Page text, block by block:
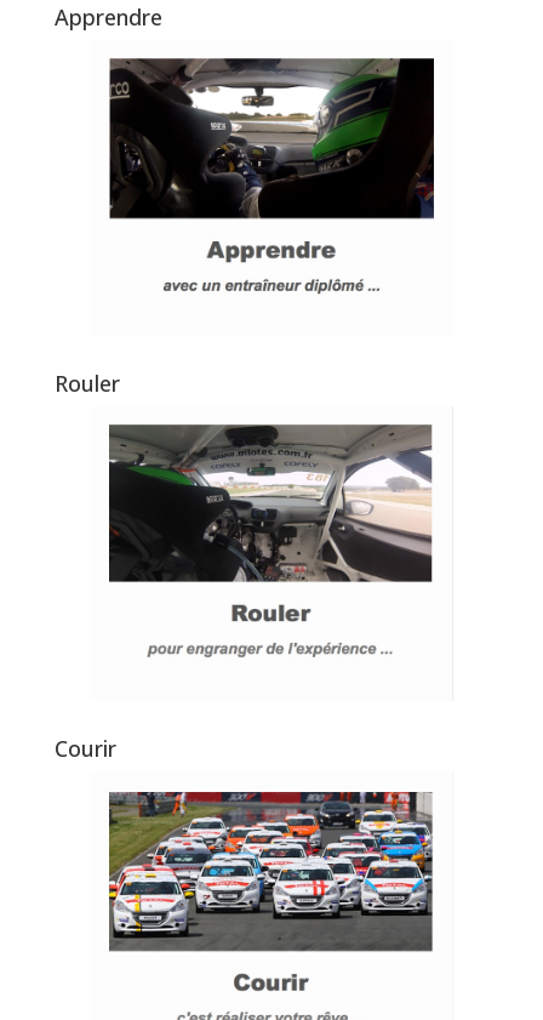
Apprendre
Rouler
Courir